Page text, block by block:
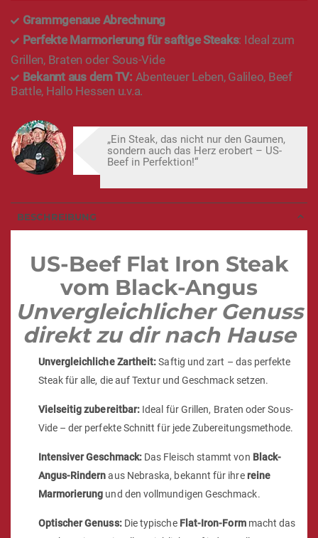
Grammgenaue Abrechnung
Perfekte Marmorierung für saftige Steaks: Ideal zum
Grillen, Braten oder Sous-Vide
Bekannt aus dem TV: Abenteuer Leben, Galileo, Beef
Battle, Hallo Hessen u.v.a.
„Ein Steak, das nicht nur den Gaumen,
sondern auch das Herz erobert – US-
Beef in Perfektion!“
BESCHREIBUNG
US-Beef Flat Iron Steak
vom Black-Angus
Unvergleichlicher Genuss
direkt zu dir nach Hause
Unvergleichliche Zartheit:Saftig und zart – das perfekte
Steak für alle, die auf Textur und Geschmack setzen.
Vielseitig zubereitbar: Ideal für Grillen, Braten oder Sous-
Vide – der perfekte Schnitt für jede Zubereitungsmethode.
Intensiver Geschmack:Das Fleisch stammt von Black-
Angus-Rindernaus Nebraska, bekannt für ihrereine
Marmorierung und den vollmundigen Geschmack.
Optischer Genuss:Die typische Flat-Iron-Formmacht das